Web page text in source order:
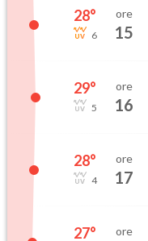
28°
6
ore
15
29°
5
ore
16
28°
4
ore
17
27° ore